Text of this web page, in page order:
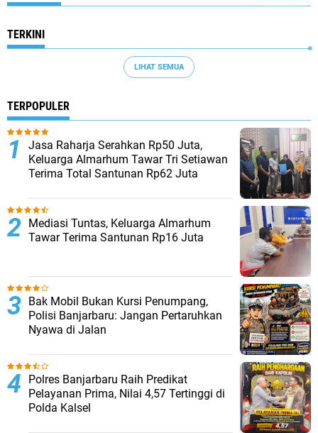
TERKINI
LIHAT SEMUA
TERPOPULER
Jasa Raharja Serahkan Rp50 Juta,
Keluarga Almarhum Tawar Tri Setiawan
Terima Total Santunan Rp62 Juta
Mediasi Tuntas, Keluarga Almarhum
Tawar Terima Santunan Rp16 Juta
Bak Mobil Bukan Kursi Penumpang,
Polisi Banjarbaru: Jangan Pertaruhkan
Nyawa di Jalan
Polres Banjarbaru Raih Predikat
Pelayanan Prima, Nilai 4,57 Tertinggi di
Polda Kalsel